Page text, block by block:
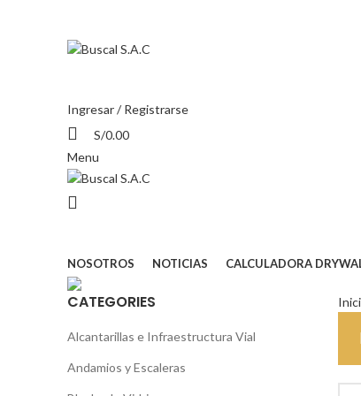
Ingresar / Registrarse
S/0.00
Menu
NOSOTROS NOTICIAS CALCULADORA
CATEGORIES
Alcantarillas e Infraestructura Vial
Andamios y Escaleras